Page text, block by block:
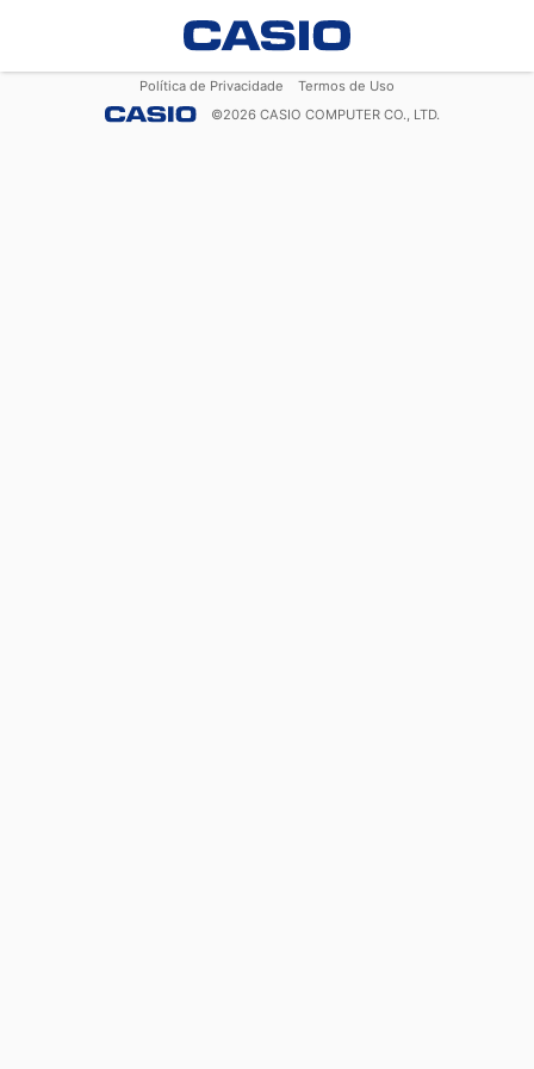
Política de Privacidade
Termos de Uso
©2026 CASIO COMPUTER CO., LTD.